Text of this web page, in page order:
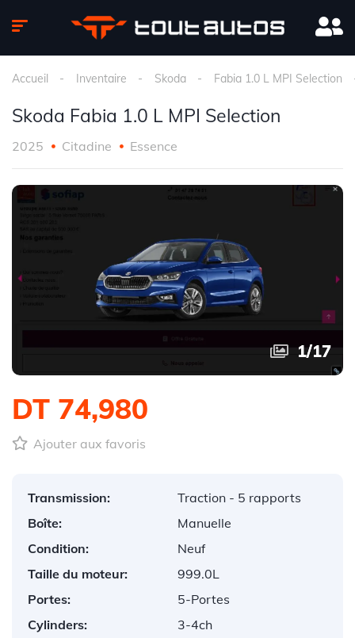
Accueil Inventaire Skoda Fabia 1.0 L MPI Selection
Skoda Fabia 1.0 L MPI Selection
2025 Citadine Essence
1/17
1/17
DT 74,980
Ajouter aux favoris
Transmission:
Traction - 5 rapports
Boîte:
Manuelle
Condition:
Neuf
Taille du moteur:
999.0L
Portes:
5-Portes
Cylinders:
3-4ch